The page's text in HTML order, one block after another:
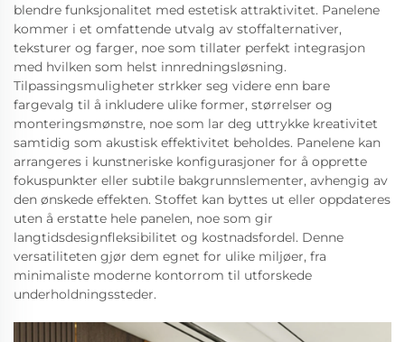
blendre funksjonalitet med estetisk attraktivitet. Panelene
kommer i et omfattende utvalg av stoffalternativer,
teksturer og farger, noe som tillater perfekt integrasjon
med hvilken som helst innredningsløsning.
Tilpassingsmuligheter strkker seg videre enn bare
fargevalg til å inkludere ulike former, størrelser og
monteringsmønstre, noe som lar deg uttrykke kreativitet
samtidig som akustisk effektivitet beholdes. Panelene kan
arrangeres i kunstneriske konfigurasjoner for å opprette
fokuspunkter eller subtile bakgrunnslementer, avhengig av
den ønskede effekten. Stoffet kan byttes ut eller oppdateres
uten å erstatte hele panelen, noe som gir
langtidsdesignfleksibilitet og kostnadsfordel. Denne
versatiliteten gjør dem egnet for ulike miljøer, fra
minimaliste moderne kontorrom til utforskede
underholdningssteder.